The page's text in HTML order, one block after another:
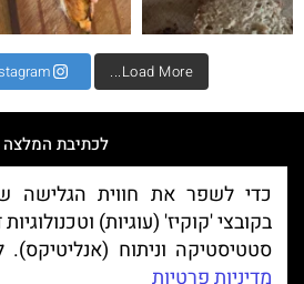
Load More...
לכתיבת המלצה
כדי לשפר את חווית הגלישה
בקובצי 'קוקיז' (עוגיות)
סטטיסטיקה וניתוח